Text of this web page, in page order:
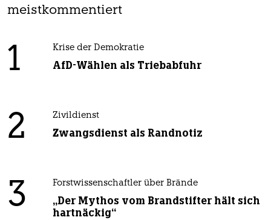
meistkommentiert
1 Krise der Demokratie
AfD-Wählen als Triebabfuhr
2 Zivildienst
Zwangsdienst als Randnotiz
3 Forstwissenschaftler über Brände
„Der Mythos vom Brandstifter hält sich
hartnäckig“